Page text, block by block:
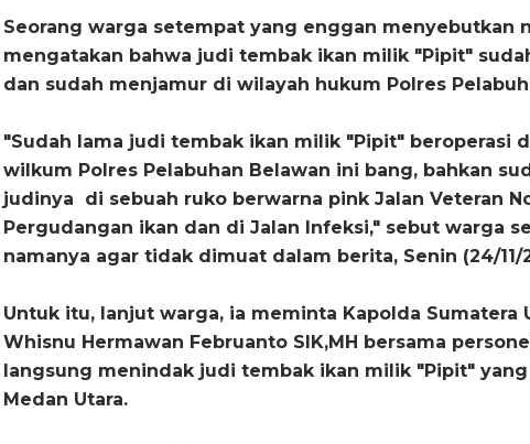
Seorang warga setempat yang enggan menyebutkan
mengatakan bahwa judi tembak ikan milik "Pipit"
dan sudah menjamur di wilayah hukum Polres
"Sudah lama judi tembak ikan milik "Pipit" beroperasi
wilkum Polres Pelabuhan Belawan ini bang, bahkan
judinya di sebuah ruko berwarna pink Jalan Veteran
Pergudangan ikan dan di Jalan Infeksi," sebut warga
namanya agar tidak dimuat dalam berita, Senin (24/11/
Untuk itu, lanjut warga, ia meminta Kapolda Sumatera
Whisnu Hermawan Februanto SIK,MH bersama
langsung menindak judi tembak ikan milik "Pipit"
Medan Utara.